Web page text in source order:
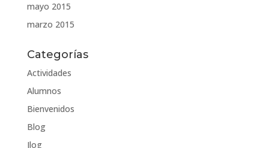
mayo 2015
marzo 2015
Categorías
Actividades
Alumnos
Bienvenidos
Blog
Jlog